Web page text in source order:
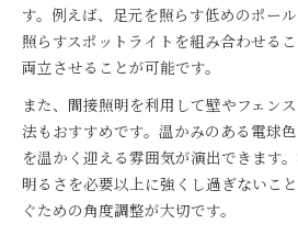
す。例えば、足元を照らす低めのポー
照らすスポットライトを組み合わせる
両立させることが可能です。
また、間接照明を利用して壁やフェン
法もおすすめです。温かみのある電球
を温かく迎える雰囲気が演出できます
明るさを必要以上に強くし過ぎないこ
ぐための角度調整が大切です。